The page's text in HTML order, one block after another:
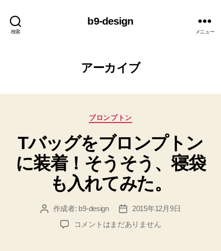
検索
b9-design
メニュー
アーカイブ
カ
ゴ
リ
ー
ブロンプトン
Tバッグをブロンプトン
に装着！そうそう、寝袋
も入れてみた。
投 作成者: b9-design
投
稿
日
2015年12月9日
T
コメントはまだありません